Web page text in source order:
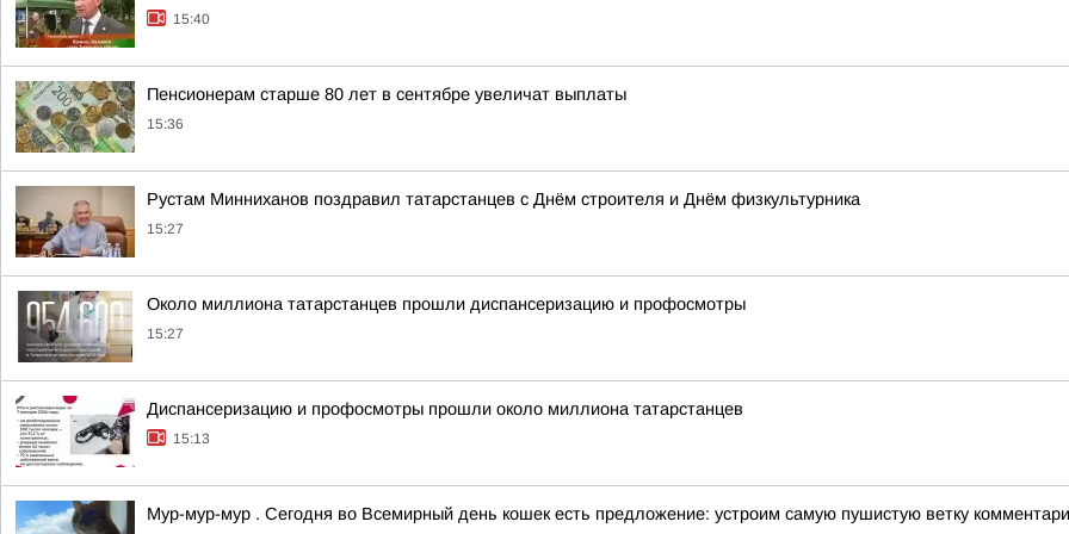
15:40
Пенсионерам старше 80 лет в сентябре увеличат выплаты
15:36
Рустам Минниханов поздравил татарстанцев с Днём строителя и Днём физкультурника
15:27
Около миллиона татарстанцев прошли диспансеризацию и профосмотры
15:27
Диспансеризацию и профосмотры прошли около миллиона татарстанцев
15:13
Мур-мур-мур . Сегодня во Всемирный день кошек есть предложение: устроим самую пушистую ветку